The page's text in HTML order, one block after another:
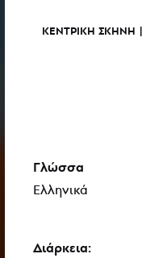
ΚΕΝΤΡΙΚΉ ΣΚΗΝΉ
Γλώσσα
Ελληνικά
Διάρκεια: